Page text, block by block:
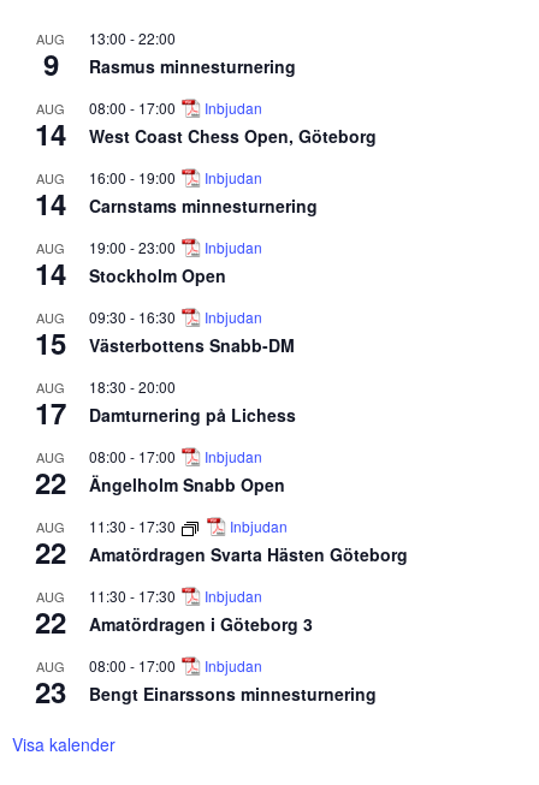
AUG
9
13:00 -22:00
Rasmus minnesturnering
AUG
14
08:00 - 17:00 Inbjudan
West Coast Chess Open, Göteborg
AUG
14
16:00 - 19:00 Inbjudan
Carnstams minnesturnering
AUG
14
19:00 -23:00 Inbjudan
Stockholm Open
AUG
15
09:30 - 16:30 Inbjudan
Västerbottens Snabb-DM
AUG
17
18:30 -20:00
Damturnering på Lichess
AUG
22
08:00 - 17:00 Inbjudan
Ängelholm Snabb Open
AUG
22
11:30 - 17:30 Inbjudan
Amatördragen Svarta Hästen Göteborg
AUG
22
11:30 - 17:30 Inbjudan
Amatördragen i Göteborg 3
AUG
23
08:00 - 17:00 Inbjudan
Bengt Einarssons minnesturnering
Visa kalender